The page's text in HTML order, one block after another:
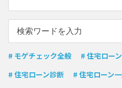
# モゲチェック全般
# 住宅ロー
# 住宅ローン診断
# 住宅ローン